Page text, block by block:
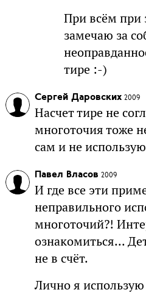
При всём при
замечаю за
тире :-)
Сергей Даровских 2009
Насчет тире не
многоточия тоже
сам и не
Павел Власов 2009
И где все эти
неправильного
многоточий?!
ознакомиться...
не в счёт.
Лично я использую